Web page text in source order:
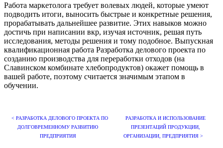
Работа маркетолога требует волевых людей, которые умеют
подводить итоги, выносить быстрые и конкретные решения,
прорабатывать дальнейшее развитие. Этих навыков можно
достичь при написании вкр, изучая источник, решая путь
исследования, методы решения и тому подобное. Выпускная
квалификационная работа Разработка делового проекта по
созданию производства для переработки отходов (на
Славинском комбинате хлебопродуктов) окажет помощь в
вашей работе, поэтому считается значимым этапом в
обучении.
< РАЗРАБОТКА ДЕЛОВОГО ПРОЕКТА ПО
ДОЛГОВРЕМЕННОМУ РАЗВИТИЮ
ПРЕДПРИЯТИЯ
РАЗРАБОТКА И ИСПОЛЬЗОВАНИЕ
ПРЕЗЕНТАЦИЙ ПРОДУКЦИИ,
ОРГАНИЗАЦИИ, ПРЕДПРИЯТИЯ >